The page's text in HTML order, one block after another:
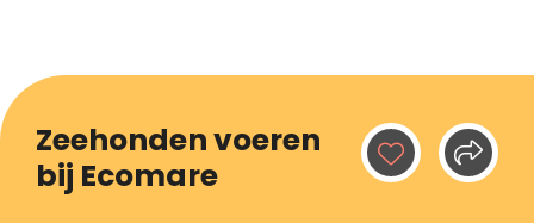
Zeehonden voeren
bij Ecomare